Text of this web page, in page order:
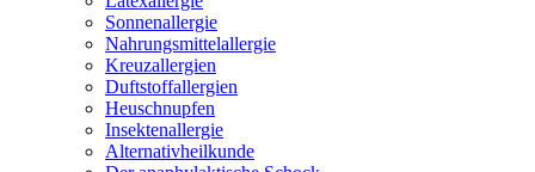
Sonnenallergie
Nahrungsmittelallergie
Kreuzallergien
Duftstoffallergien
Heuschnupfen
Insektenallergie
Alternativheilkunde